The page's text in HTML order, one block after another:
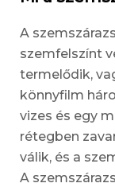
A
szemfelszínt
termelődik,
könnyfilm
vizes és egy
rétegben
válik, és a
A